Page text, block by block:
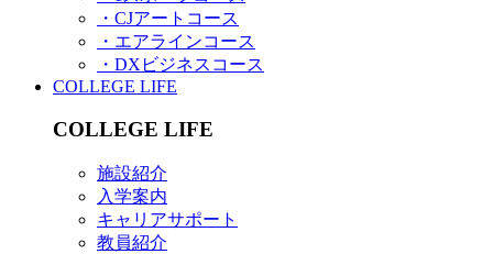
・CJアートコース
・エアラインコース
・DXビジネスコース
COLLEGE LIFE
COLLEGE LIFE
施設紹介
入学案内
キャリアサポート
教員紹介